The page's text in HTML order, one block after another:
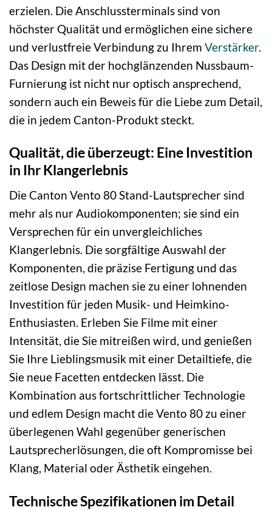
erzielen. Die Anschlussterminals sind von
höchster Qualität und ermöglichen eine sichere
und verlustfreie Verbindung zu Ihrem Verstärker.
Das Design mit der hochglänzenden Nussbaum-
Furnierung ist nicht nur optisch ansprechend,
sondern auch ein Beweis für die Liebe zum Detail,
die in jedem Canton-Produkt steckt.
Qualität, die überzeugt: Eine Investition
in Ihr Klangerlebnis
Die Canton Vento 80 Stand-Lautsprecher sind
mehr als nur Audiokomponenten; sie sind ein
Versprechen für ein unvergleichliches
Klangerlebnis. Die sorgfältige Auswahl der
Komponenten, die präzise Fertigung und das
zeitlose Design machen sie zu einer lohnenden
Investition für jeden Musik- und Heimkino-
Enthusiasten. Erleben Sie Filme mit einer
Intensität, die Sie mitreißen wird, und genießen
Sie Ihre Lieblingsmusik mit einer Detailtiefe, die
Sie neue Facetten entdecken lässt. Die
Kombination aus fortschrittlicher Technologie
und edlem Design macht die Vento 80 zu einer
überlegenen Wahl gegenüber generischen
Lautsprecherlösungen, die oft Kompromisse bei
Klang, Material oder Ästhetik eingehen.
Technische Spezifikationen im Detail